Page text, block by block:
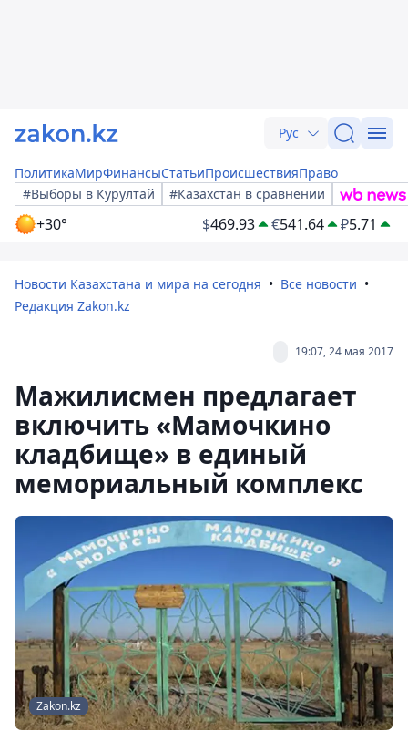
Рус
ПолитикаМирФинансыСтатьиПроисшествияПраво
#Выборы в Курултай
#Казахстан в сравнении
+30° $469.93 €541.64 ₽5.71
Новости Казахстана и мира на сегодня
Все новости
Редакция Zakon.kz
19:07, 24 мая 2017
Мажилисмен предлагает
включить «Мамочкино
кладбище» в единый
мемориальный комплекс
Zakon.kz